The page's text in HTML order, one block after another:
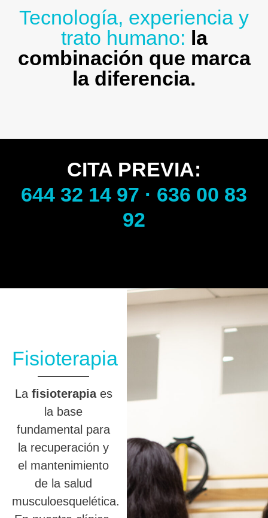
Tecnología, experiencia y
trato humano: la
combinación que marca
la diferencia.
CITA PREVIA:
644 32 14 97 · 636 00 83
92
Fisioterapia
La fisioterapiaes
la base
fundamental para
la recuperación y
el mantenimiento
de la salud
musculoesquelética.